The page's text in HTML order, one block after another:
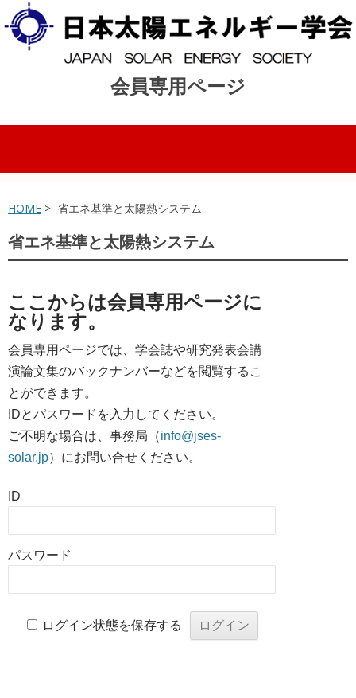
会員専用ページ
コンテンツへスキップ
HOME > 省エネ基準と太陽熱システム
省エネ基準と太陽熱システム
ここからは会員専用ページに
なります。
会員専用ページでは、学会誌や研究発表会講
演論文集のバックナンバーなどを閲覧するこ
とができます。
IDとパスワードを入力してください。
ご不明な場合は、事務局（info@jses-
solar.jp）にお問い合せください。
ID
パスワード
ログイン状態を保存する